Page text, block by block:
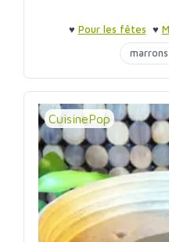
♥ Pour les fêtes ♥
marrons
CuisinePop